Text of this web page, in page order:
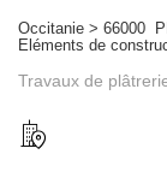
Occitanie > 66000
Eléments de
Travaux de